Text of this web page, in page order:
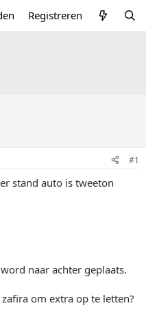
Registreren
#1
stand auto is tweeton
naar achter geplaats.
om extra op te letten?